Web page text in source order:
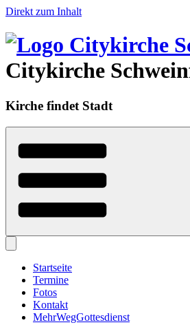
Direkt zum Inhalt
Citykirche
Kirche findet Stadt
Startseite
Termine
Fotos
Kontakt
MehrWegGottesdienst